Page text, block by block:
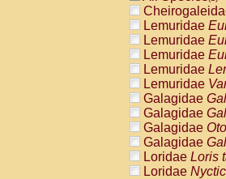
Lemuridae
Lemuridae
Lemuridae
Lemuridae
Lemuridae
Galagidae
Galagidae
Galagidae
Galagidae
Loridae Loris
Loridae